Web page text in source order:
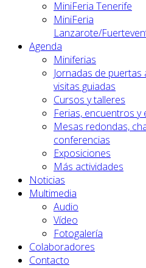
MiniFeria Tenerife
MiniFeria
Lanzarote/
Agenda
Miniferias
Jornadas de puertas
visitas guiadas
Cursos y talleres
Ferias, encuentros y
Mesas redondas,
conferencias
Exposiciones
Más actividades
Noticias
Multimedia
Audio
Vídeo
Fotogalería
Colaboradores
Contacto